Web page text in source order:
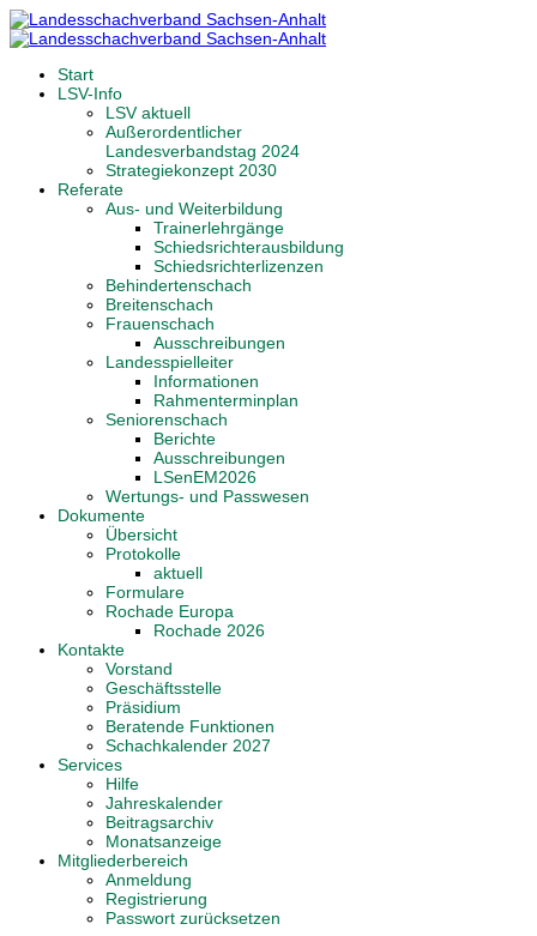
Start
LSV-Info
LSV aktuell
Außerordentlicher
Landesverbandstag 2024
Strategiekonzept 2030
Referate
Aus- und Weiterbildung
Trainerlehrgänge
Schiedsrichterausbildung
Schiedsrichterlizenzen
Behindertenschach
Breitenschach
Frauenschach
Ausschreibungen
Landesspielleiter
Informationen
Rahmenterminplan
Seniorenschach
Berichte
Ausschreibungen
LSenEM2026
Wertungs- und Passwesen
Dokumente
Übersicht
Protokolle
aktuell
Formulare
Rochade Europa
Rochade 2026
Kontakte
Vorstand
Geschäftsstelle
Präsidium
Beratende Funktionen
Schachkalender 2027
Services
Hilfe
Jahreskalender
Beitragsarchiv
Monatsanzeige
Mitgliederbereich
Anmeldung
Registrierung
Passwort zurücksetzen